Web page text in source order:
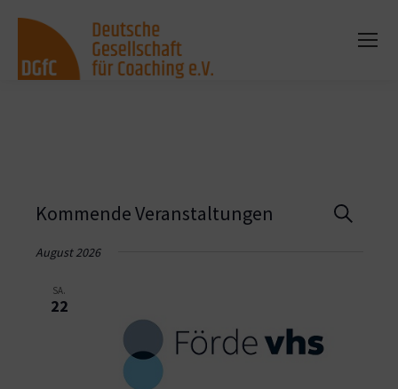
Suche
Kommende Veranstaltungen
August 2026
SA.
22